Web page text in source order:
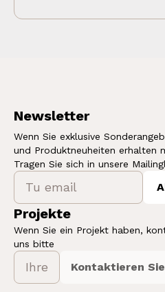
Newsletter
Wenn Sie exklusive
und Produktneuheiten erhalten
Tragen Sie sich in unsere
Projekte
Wenn Sie ein Projekt haben,
uns bitte
Kontaktieren